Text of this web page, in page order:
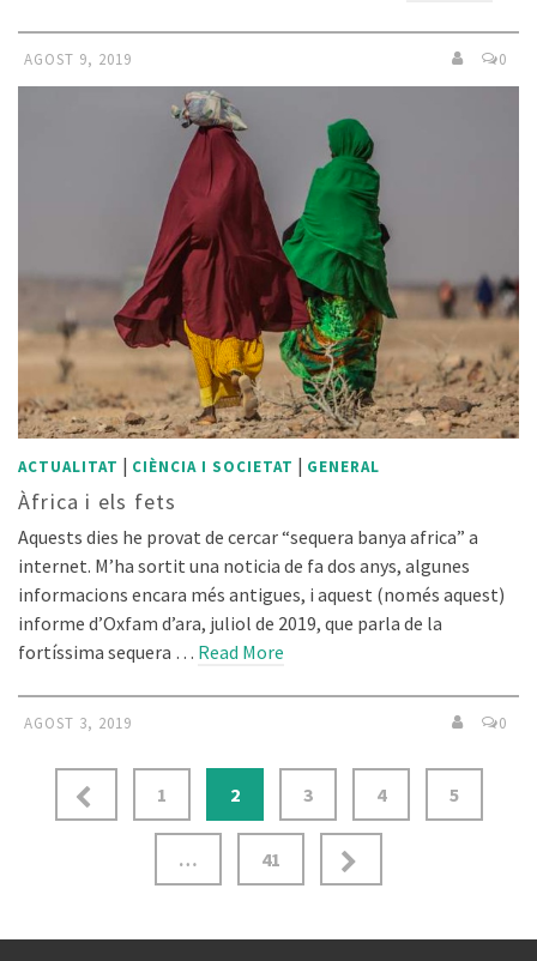
AGOST 9, 2019 0
ACTUALITAT | CIÈNCIA I SOCIETAT | GENERAL
Àfrica i els fets
Aquests dies he provat de cercar “sequera banya africa” a
internet. M’ha sortit una noticia de fa dos anys, algunes
informacions encara més antigues, i aquest (només aquest)
informe d’Oxfam d’ara, juliol de 2019, que parla de la
fortíssima sequera … Read More
AGOST 3, 2019 0
Navegació
d'entrades
1 2 3 4 5
… 41